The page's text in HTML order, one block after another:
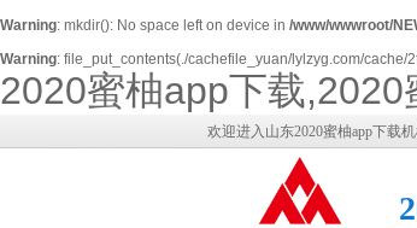
Warning: mkdir(): No space left on device in /www/wwwroot/
Warning: file_put_contents(./cachefile_yuan/lylzyg.com/cache/
2020蜜柚app下载
欢迎进入山东2020蜜柚app下载